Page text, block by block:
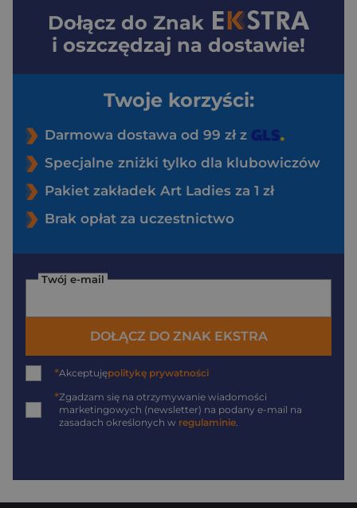
Dołącz do Znak
i oszczędzaj na dostawie!
Twoje korzyści:
Darmowa dostawa od 99 zł z
Specjalne zniżki tylko dla klubowiczów
Pakiet zakładek Art Ladies za 1 zł
Brak opłat za uczestnictwo
Twój e-mail
DOŁĄCZ DO ZNAK EKSTRA
*Akceptujępolitykę prywatności
*Zgadzam się na otrzymywanie wiadomości
marketingowych (newsletter) na podany e-mail na
zasadach określonych w regulaminie